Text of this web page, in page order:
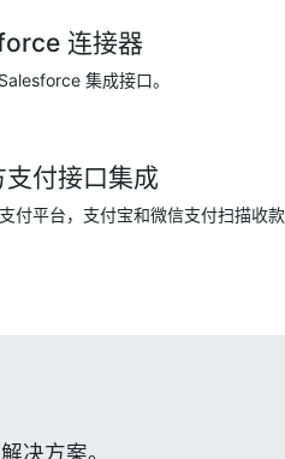
连接器
集成接口。
支付接口集成
付平台，支付宝和微信支付扫描收款
决方案。